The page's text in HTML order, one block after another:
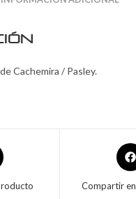
Cachemira / Pasley.
Compartir